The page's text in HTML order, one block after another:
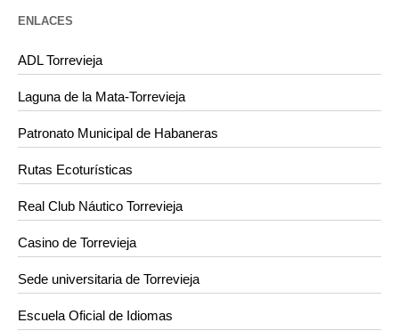
ENLACES
ADL Torrevieja
Laguna de la Mata-Torrevieja
Patronato Municipal de Habaneras
Rutas Ecoturísticas
Real Club Náutico Torrevieja
Casino de Torrevieja
Sede universitaria de Torrevieja
Escuela Oficial de Idiomas